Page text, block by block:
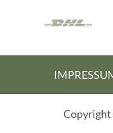
Copyright